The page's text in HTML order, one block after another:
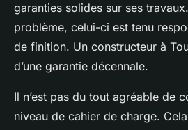
garanties solides sur ses
problème, celui-ci est tenu
de finition. Un constructeur à
d’une garantie décennale.
Il n’est pas du tout agréable de
niveau de cahier de charge.